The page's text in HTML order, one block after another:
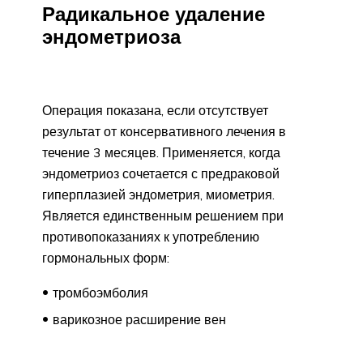
Радикальное удаление
эндометриоза
Операция показана, если отсутствует
результат от консервативного лечения в
течение 3 месяцев. Применяется, когда
эндометриоз сочетается с предраковой
гиперплазией эндометрия, миометрия.
Является единственным решением при
противопоказаниях к употреблению
гормональных форм:
тромбоэмболия
варикозное расширение вен